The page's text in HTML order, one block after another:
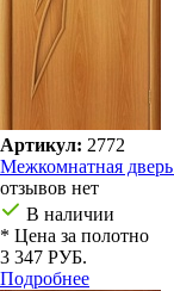
Артикул: 2772
Межкомнатная
отзывов нет
В наличии
* Цена за полотно
3 347 РУБ.
Подробнее